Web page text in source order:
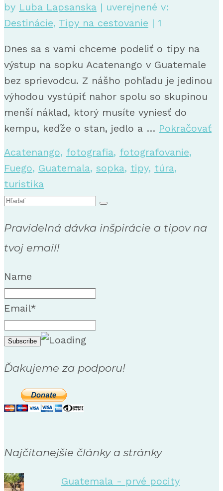
by Luba Lapsanska | uverejnené v:
Destinácie, Tipy na cestovanie | 1
Dnes sa s vami chceme podeliť o tipy na
výstup na sopku Acatenango v Guatemale
bez sprievodcu. Z nášho pohľadu je jedinou
výhodou vystúpiť nahor spolu so skupinou
menší náklad, ktorý musíte vyniesť do
kempu, keďže o stan, jedlo a … Pokračovať
Acatenango, fotografia, fotografovanie,
Fuego, Guatemala, sopka, tipy, túra,
turistika
Search
Pravidelná dávka inšpirácie a tipov na
tvoj email!
Name
Email*
Ďakujeme za podporu!
Najčítanejšie články a stránky
Guatemala - prvé pocity